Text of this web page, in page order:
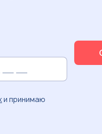
и принимаю